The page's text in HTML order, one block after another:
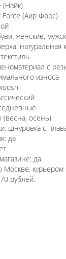
(Найк)
(Аир Форс)
женские,
натуральная
с
износа
(весна, осень)
шнуровка с
да
да
Москве:
рублей.